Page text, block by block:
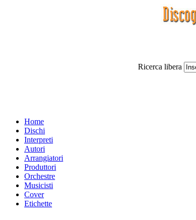
Ricerca libera
Home
Dischi
Interpreti
Autori
Arrangiatori
Produttori
Orchestre
Musicisti
Cover
Etichette